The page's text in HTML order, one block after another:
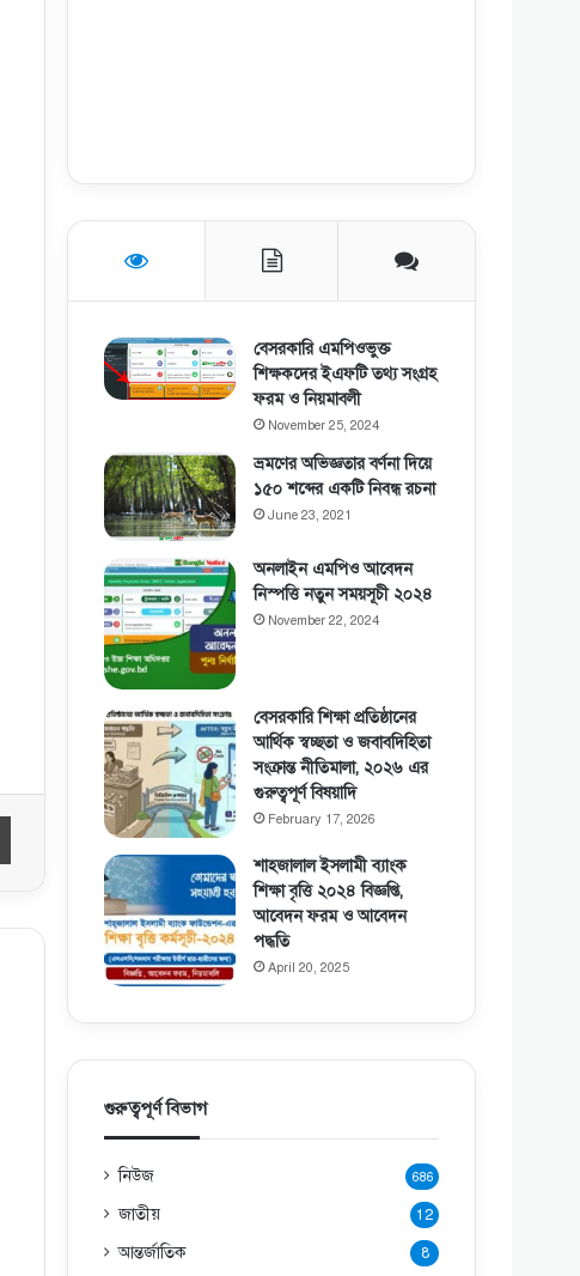
Print
বেসরকারি এমপিওভুক্ত
শিক্ষকদের ইএফটি তথ্য সংগ্রহ
ফরম ও নিয়মাবলী
November 25, 2024
ভ্রমণের অভিজ্ঞতার বর্ণনা দিয়ে
১৫০ শব্দের একটি নিবন্ধ রচনা
June 23, 2021
অনলাইন এমপিও আবেদন
নিস্পত্তি নতুন সময়সূচী ২০২৪
November 22, 2024
বেসরকারি শিক্ষা প্রতিষ্ঠানের
আর্থিক স্বচ্ছতা ও জবাবদিহিতা
সংক্রান্ত নীতিমালা, ২০২৬ এর
গুরুত্বপূর্ণ বিষয়াদি
February 17, 2026
শাহজালাল ইসলামী ব্যাংক
শিক্ষা বৃত্তি ২০২৪ বিজ্ঞপ্তি,
আবেদন ফরম ও আবেদন
পদ্ধতি
April 20, 2025
গুরুত্বপূর্ণ বিভাগ
নিউজ 686
জাতীয় 12
আন্তর্জাতিক 8